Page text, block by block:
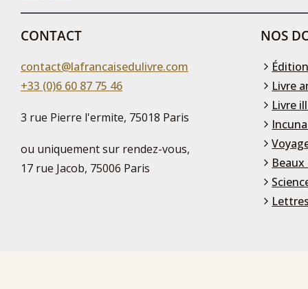
CONTACT
contact@lafrancaisedulivre.com
+33 (0)6 60 87 75 46
3 rue Pierre l'ermite, 75018 Paris
ou uniquement sur rendez-vous,
17 rue Jacob, 75006 Paris
NOS
Livre
Livre